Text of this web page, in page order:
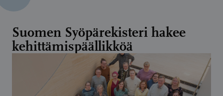
Suomen Syöpärekisteri hakee
kehittämispäällikköä